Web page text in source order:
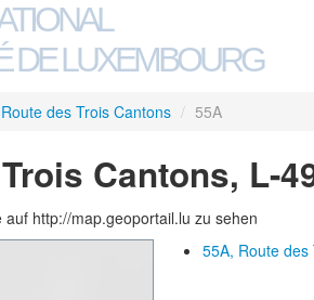
DE LUXEMBOURG
Route des Trois Cantons / 55A
Cantons, L-
http://map.geoportail.lu zu sehen
55A, Route des